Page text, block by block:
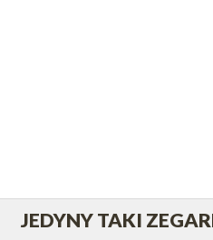
JEDYNY TAKI